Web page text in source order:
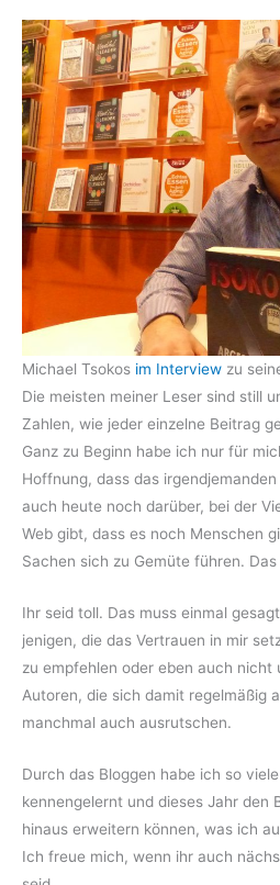
Michael Tsokos im Interview zu
Die meisten meiner Leser sind still
Zahlen, wie jeder einzelne Beitrag
Ganz zu Beginn habe ich nur für
Hoffnung, dass das
auch heute noch darüber, bei der
Web gibt, dass es noch Menschen
Sachen sich zu Gemüte führen.
Ihr seid toll. Das muss einmal
jenigen, die das Vertrauen in mir
zu empfehlen oder eben auch nicht
Autoren, die sich damit regelmäßig
manchmal auch ausrutschen.
Durch das Bloggen habe ich so
kennengelernt und dieses Jahr den
hinaus erweitern können, was ich
Ich freue mich, wenn ihr auch